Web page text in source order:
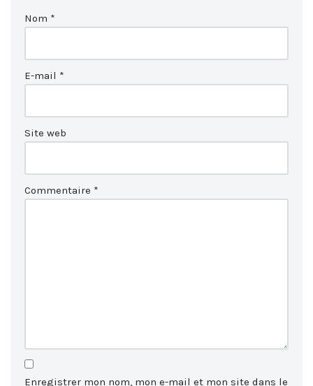
Nom *
E-mail *
Site web
Commentaire *
Enregistrer mon nom, mon e-mail et mon site dans le